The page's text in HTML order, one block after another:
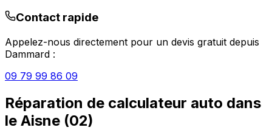
Contact rapide
Appelez-nous directement pour un devis gratuit depuis
Dammard :
09 79 99 86 09
Réparation de calculateur auto dans
le Aisne (02)